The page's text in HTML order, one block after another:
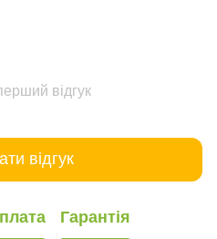
відгук
відгук
Гарантія